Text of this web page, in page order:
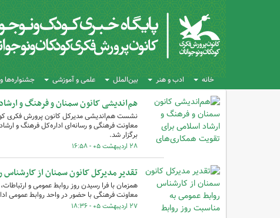
خانه ادب و هنر بین‌الملل علمی و آموزشی جشنواره‌ها
هم‌اندیشی کانون سمنان و فرهنگ و
نشست هم‌اندیشی مدیرکل کانون پرورش فکری
معاونت فرهنگی و رسانه‌ای اداره‌کل فرهنگ و
برگزار شد.
۲۸ اردیبهشت ۰۵ - ۱۶:۵۸
تقدیر مدیرکل کانون سمنان از
همزمان با فرا رسیدن روز روابط عمومی و
معاونت فرهنگی با حضور در واحد روابط عمومی
۲۷ اردیبهشت ۰۵ - ۱۸:۳۶